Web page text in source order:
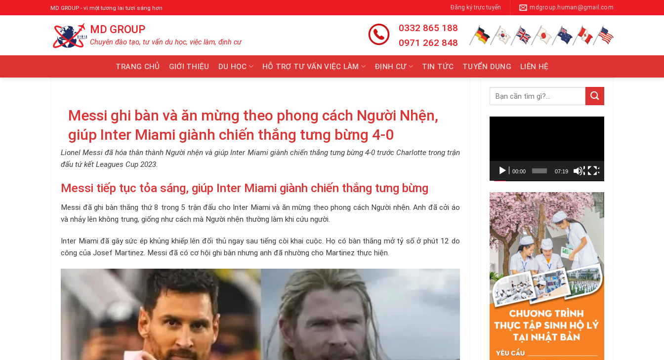
qua
MD GROUP - vì một tương lai tươi sáng hơn Đăng ký trực tuyến mdgroup.human@gmail.com
MD GROUP
Chuyên đào tạo, tư vấn du học, việc làm, định cư
0332 865 188
0971 262 848
TRANG CHỦ GIỚI THIỆU DU HỌC HỖ TRỢ TƯ VẤN VIỆC LÀM ĐỊNH CƯ TIN TỨC TUYỂN DỤNG LIÊN HỆ
Messi ghi bàn và ăn mừng theo phong cách Người Nhện,
giúp Inter Miami giành chiến thắng tưng bừng 4-0
Lionel Messi đã hóa thân thành Người nhện và giúp Inter Miami giành chiến thắng tưng bừng 4-0 trước Charlotte trong trận
đấu tứ kết Leagues Cup 2023.
Messi tiếp tục tỏa sáng, giúp Inter Miami giành chiến thắng tưng bừng
Messi đã ghi bàn thắng thứ 8 trong 5 trận đấu cho Inter Miami và ăn mừng theo phong cách Người nhện. Anh đã cởi áo
và nhảy lên không trung, giống như cách mà Người nhện thường làm khi cứu người.
Inter Miami đã gây sức ép khủng khiếp lên đối thủ ngay sau tiếng còi khai cuộc. Họ có bàn thắng mở tỷ số ở phút 12 do
công của Josef Martinez. Messi đã có cơ hội ghi bàn nhưng anh đã nhường cho Martinez thực hiện.
00:00 07:19